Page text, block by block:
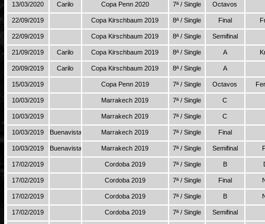
13/03/2020 Carilo Copa Penn 2020 7ª / Single Octavos
22/09/2019 Copa Kirschbaum 2019 8ª / Single Final
22/09/2019 Copa Kirschbaum 2019 8ª / Single Semifinal
21/09/2019 Carilo Copa Kirschbaum 2019 8ª / Single A
20/09/2019 Carilo Copa Kirschbaum 2019 8ª / Single A
15/03/2019 Copa Penn 2019 7ª / Single Octavos
10/03/2019 Marrakech 2019 7ª / Single C
10/03/2019 Marrakech 2019 7ª / Single C
10/03/2019 Buenavista Marrakech 2019 7ª / Single Final
10/03/2019 Buenavista Marrakech 2019 7ª / Single Semifinal
17/02/2019 Cordoba 2019 7ª / Single B
17/02/2019 Cordoba 2019 7ª / Single Final
17/02/2019 Cordoba 2019 7ª / Single B
17/02/2019 Cordoba 2019 7ª / Single Semifinal